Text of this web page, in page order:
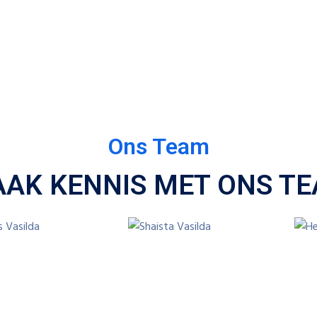
Ons Team
KENNIS MET ONS